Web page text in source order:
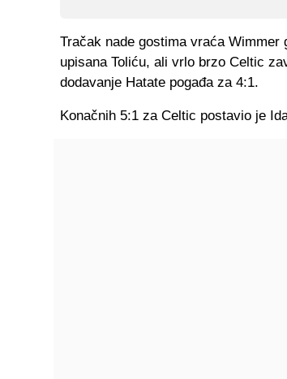
Tračak nade gostima vraća
upisana Toliću, ali vrlo brzo Celtic
dodavanje Hatate pogađa za 4:1.
Konačnih 5:1 za Celtic postavio je